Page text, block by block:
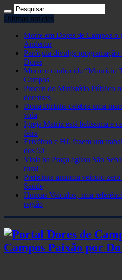
Últimas notícias
Morre em Dores de Campos o
Andertur
Paróquia divulga programação
Dores
Morre o conhecido “Maurício
Campos
Procon do Ministério Público
dorenses
Dona Dirinha celebra uma
vida
Igreja Matriz está belíssima e
feira
Erivélton e HJ, fazem um
dos 50
Viola na Praça agitou São
rural
Prefeitura anuncia veículo
Saúde
Huncas Veículos, uma
região
Campos Paixão por